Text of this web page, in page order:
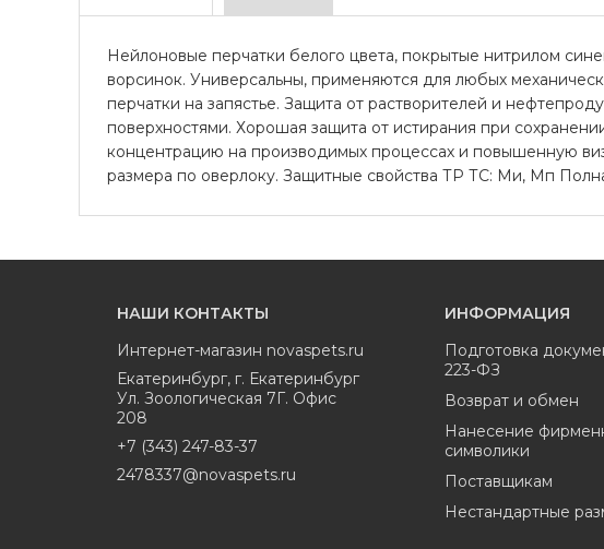
Нейлоновые перчатки белого цвета, покрытые нитрилом
ворсинок. Универсальны, применяются для любых
перчатки на запястье. Защита от растворителей и
поверхностями. Хорошая защита от истирания при
концентрацию на производимых процессах и повышенную
размера по оверлоку. Защитные свойства ТР ТС: Ми, Мп
НАШИ КОНТАКТЫ
Интернет-магазин novaspets.ru
Екатеринбург, г. Екатеринбург
Ул. Зоологическая 7Г. Офис
208
+7 (343) 247-83-37
2478337@novaspets.ru
ИНФОРМАЦИЯ
Подготовка
223-ФЗ
Возврат и обмен
Нанесение
символики
Поставщикам
Нестандартные